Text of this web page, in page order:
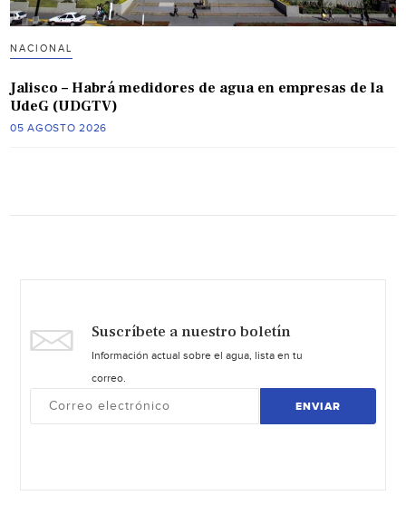
NACIONAL
Jalisco – Habrá medidores de agua en empresas de la
UdeG (UDGTV)
05 AGOSTO 2026
Suscríbete a nuestro boletín
Información actual sobre el agua, lista en tu
correo.
ENVIAR